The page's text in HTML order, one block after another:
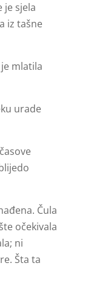
je sjela
iz tašne
je mlatila
urade
Čula
očekivala
ni
Šta ta